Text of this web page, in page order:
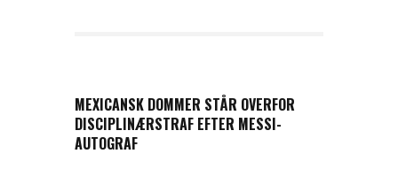
MEXICANSK DOMMER STÅR OVERFOR
DISCIPLINÆRSTRAF EFTER MESSI-
AUTOGRAF